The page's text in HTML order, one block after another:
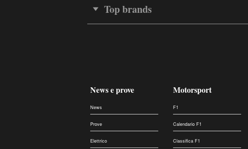
Top brands
News e prove
News
Prove
Elettrico
Motorsport
F1
Calendario F1
Classifica F1